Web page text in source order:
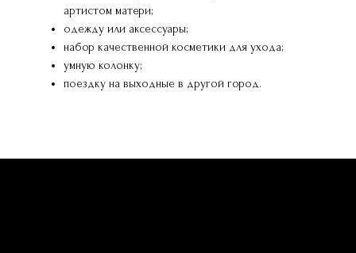
артистом матери;
одежду или аксессуары;
набор качественной косметики для ухода;
умную колонку;
поездку на выходные в другой город.